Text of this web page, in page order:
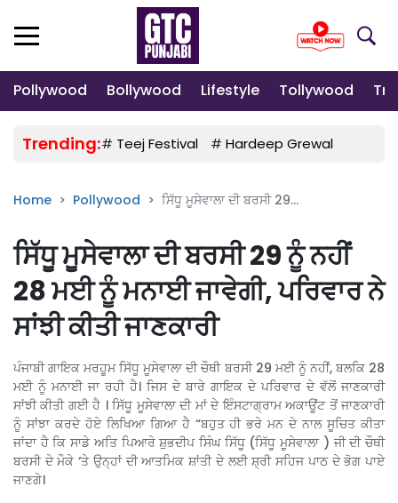
Pollywood Bollywood Lifestyle Tollywood
Trending:# Teej Festival # Hardeep Grewal
Home Pollywood ਸਿੱਧੂ ਮੂਸੇਵਾਲਾ ਦੀ ਬਰਸੀ 29...
ਸਿੱਧੂ ਮੂਸੇਵਾਲਾ ਦੀ ਬਰਸੀ 29 ਨੂੰ ਨਹੀਂ
28 ਮਈ ਨੂੰ ਮਨਾਈ ਜਾਵੇਗੀ, ਪਰਿਵਾਰ ਨੇ
ਸਾਂਝੀ ਕੀਤੀ ਜਾਣਕਾਰੀ
ਪੰਜਾਬੀ ਗਾਇਕ ਮਰਹੂਮ ਸਿੱਧੂ ਮੂਸੇਵਾਲਾ ਦੀ ਚੌਥੀ ਬਰਸੀ 29 ਮਈ ਨੂੰ ਨਹੀਂ, ਬਲਕਿ 28
ਮਈ ਨੂੰ ਮਨਾਈ ਜਾ ਰਹੀ ਹੈ। ਜਿਸ ਦੇ ਬਾਰੇ ਗਾਇਕ ਦੇ ਪਰਿਵਾਰ ਦੇ ਵੱਲੋਂ ਜਾਣਕਾਰੀ
ਸਾਂਝੀ ਕੀਤੀ ਗਈ ਹੈ । ਸਿੱਧੂ ਮੂਸੇਵਾਲਾ ਦੀ ਮਾਂ ਦੇ ਇੰਸਟਾਗ੍ਰਾਮ ਅਕਾਊਂਟ ਤੋਂ ਜਾਣਕਾਰੀ
ਨੂੰ ਸਾਂਝਾ ਕਰਦੇ ਹੋਏ ਲਿਖਿਆ ਗਿਆ ਹੈ “ਬਹੁਤ ਹੀ ਭਰੇ ਮਨ ਦੇ ਨਾਲ ਸੂਚਿਤ ਕੀਤਾ
ਜਾਂਦਾ ਹੈ ਕਿ ਸਾਡੇ ਅਤਿ ਪਿਆਰੇ ਸ਼ੁਭਦੀਪ ਸਿੰਘ ਸਿੱਧੂ (ਸਿੱਧੂ ਮੂਸੇਵਾਲਾ ) ਜੀ ਦੀ ਚੌਥੀ
ਬਰਸੀ ਦੇ ਮੌਕੇ ‘ਤੇ ਉਨ੍ਹਾਂ ਦੀ ਆਤਮਿਕ ਸ਼ਾਂਤੀ ਦੇ ਲਈ ਸ਼੍ਰੀ ਸਹਿਜ ਪਾਠ ਦੇ ਭੋਗ ਪਾਏ
ਜਾਣਗੇ।